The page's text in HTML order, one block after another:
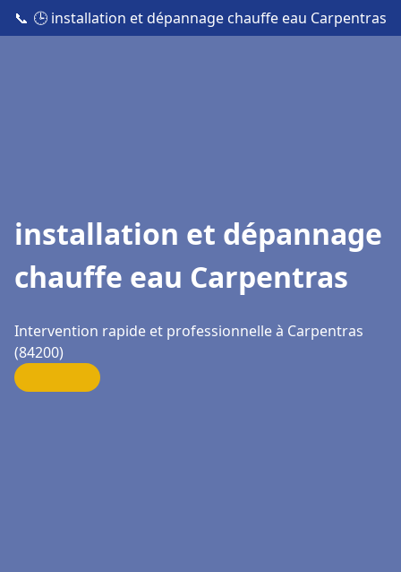
📞 🕒 installation et dépannage chauffe eau Carpentras
installation et dépannage
chauffe eau Carpentras
Intervention rapide et professionnelle à Carpentras
(84200)